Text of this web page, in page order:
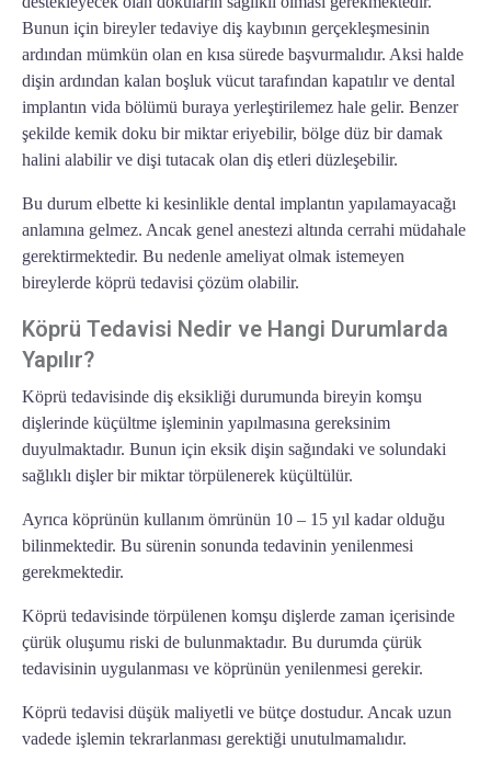
Bunun için bireyler tedaviye diş kaybının gerçekleşmesinin
ardından mümkün olan en kısa sürede başvurmalıdır. Aksi halde
dişin ardından kalan boşluk vücut tarafından kapatılır ve dental
implantın vida bölümü buraya yerleştirilemez hale gelir. Benzer
şekilde kemik doku bir miktar eriyebilir, bölge düz bir damak
halini alabilir ve dişi tutacak olan diş etleri düzleşebilir.
Bu durum elbette ki kesinlikle dental implantın yapılamayacağı
anlamına gelmez. Ancak genel anestezi altında cerrahi müdahale
gerektirmektedir. Bu nedenle ameliyat olmak istemeyen
bireylerde köprü tedavisi çözüm olabilir.
Köprü Tedavisi Nedir ve Hangi Durumlarda
Yapılır?
Köprü tedavisinde diş eksikliği durumunda bireyin komşu
dişlerinde küçültme işleminin yapılmasına gereksinim
duyulmaktadır. Bunun için eksik dişin sağındaki ve solundaki
sağlıklı dişler bir miktar törpülenerek küçültülür.
Ayrıca köprünün kullanım ömrünün 10 – 15 yıl kadar olduğu
bilinmektedir. Bu sürenin sonunda tedavinin yenilenmesi
gerekmektedir.
Köprü tedavisinde törpülenen komşu dişlerde zaman içerisinde
çürük oluşumu riski de bulunmaktadır. Bu durumda çürük
tedavisinin uygulanması ve köprünün yenilenmesi gerekir.
Köprü tedavisi düşük maliyetli ve bütçe dostudur. Ancak uzun
vadede işlemin tekrarlanması gerektiği unutulmamalıdır.